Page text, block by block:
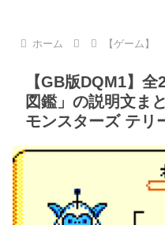
ホーム 【ゲーム】
【GB版DQM1】
図鑑」の説明文ま
モンスターズ テリ